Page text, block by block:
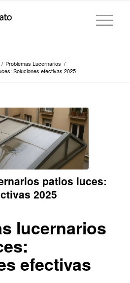
/ Problemas Lucernarios /
Soluciones efectivas 2025
patios luces:
2025
lucernarios
efectivas